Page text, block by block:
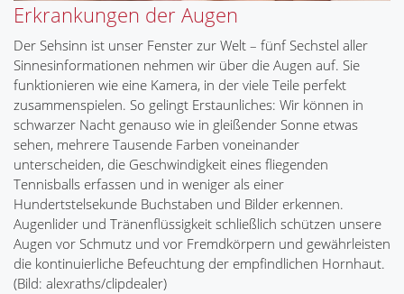
Erkrankungen der Augen
Der Sehsinn ist unser Fenster zur Welt – fünf Sechstel aller
Sinnesinformationen nehmen wir über die Augen auf. Sie
funktionieren wie eine Kamera, in der viele Teile perfekt
zusammenspielen. So gelingt Erstaunliches: Wir können in
schwarzer Nacht genauso wie in gleißender Sonne etwas
sehen, mehrere Tausende Farben voneinander
unterscheiden, die Geschwindigkeit eines fliegenden
Tennisballs erfassen und in weniger als einer
Hundertstelsekunde Buchstaben und Bilder erkennen.
Augenlider und Tränenflüssigkeit schließlich schützen unsere
Augen vor Schmutz und vor Fremdkörpern und gewährleisten
die kontinuierliche Befeuchtung der empfindlichen Hornhaut.
(Bild: alexraths/clipdealer)